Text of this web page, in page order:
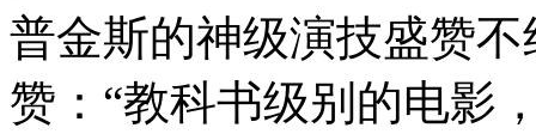
普金斯的神级演技盛赞
赞：“教科书级别的电影